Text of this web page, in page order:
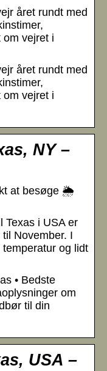
året rundt med
om vejret i
året rundt med
om vejret i
NY –
at besøge 🌦️
Texas i USA er
November. I
og lidt
• Bedste
om
til din
USA –